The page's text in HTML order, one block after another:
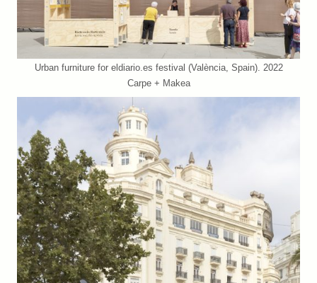
Urban furniture for eldiario.es festival (València, Spain). 2022
Carpe + Makea